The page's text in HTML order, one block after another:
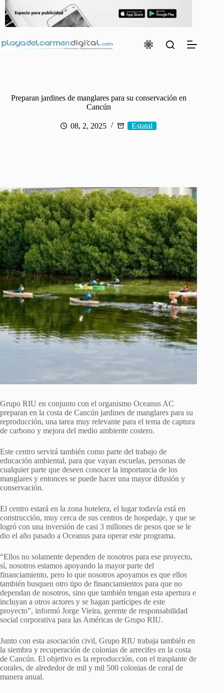
contenido
Preparan jardines de manglares para su conservación en
Cancún
08, 2, 2025 Estatal
Grupo RIU en conjunto con el organismo Oceanus AC
preparan en la costa de Cancún jardines de manglares para su
reproducción, una tarea muy relevante para el tema de captura
de carbono y mejora del medio ambiente costero.
Este centro servirá también como parte del trabajo de
educación ambiental, para que vayan escuelas, personas de
cualquier parte que deseen conocer la importancia de los
manglares y entonces se puede hacer una mayor difusión y
conservación.
El centro estará en la zona hotelera, el lugar todavía está en
construcción, muy cerca de sus centros de hospedaje, y que se
logró con una inversión de casi 3 millones de pesos que se le
dio el año pasado a Oceanus para operar este programa.
“Ellos no solamente dependen de nosotros para ese proyecto,
sí, nosotros estamos apoyando la mayor parte del
financiamiento, pero lo que nosotros apoyamos es que ellos
también busquen otro tipo de financiamientos para que no
dependan de nosotros, sino que también tengan esta apertura e
incluyan a otros actores y se hagan partícipes de este
proyecto”, informó Jorge Vieira, gerente de responsabilidad
social corporativa para las Américas de Grupo RIU.
Junto con esta asociación civil, Grupo RIU trabaja también en
la siembra y recuperación de colonias de arrecifes en la costa
de Cancún. El objetivo es la reproducción, con el trasplante de
corales, de alrededor de mil y mil 500 colonias de coral de
manera anual.